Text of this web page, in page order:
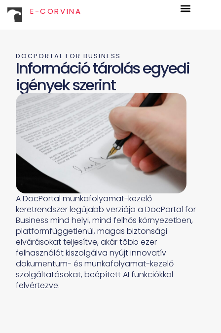
E-CORVINA
DOCPORTAL FOR BUSINESS
Információ tárolás egyedi
igények szerint
A DocPortal munkafolyamat-kezelő
keretrendszer legújabb verziója a DocPortal for
Business mind helyi, mind felhős környezetben,
platformfüggetlenül, magas biztonsági
elvárásokat teljesítve, akár több ezer
felhasználót kiszolgálva nyújt innovatív
dokumentum- és munkafolyamat-kezelő
szolgáltatásokat, beépített AI funkciókkal
felvértezve.